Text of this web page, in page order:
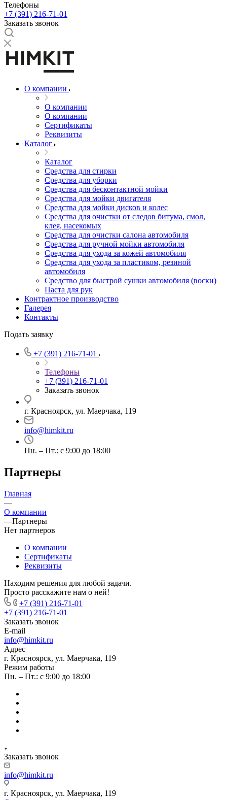
Телефоны
+7 (391) 216-71-01
Заказать звонок
О компании
О компании
О компании
Сертификаты
Реквизиты
Каталог
Каталог
Средства для стирки
Средства для уборки
Средства для бесконтактной мойки
Средства для мойки двигателя
Средства для мойки дисков и колес
Средства для очистки от следов битума, смол,
клея, насекомых
Средства для очистки салона автомобиля
Средства для ручной мойки автомобиля
Средства для ухода за кожей автомобиля
Средства для ухода за пластиком, резиной
автомобиля
Средство для быстрой сушки автомобиля (воски)
Паста для рук
Контрактное производство
Галерея
Контакты
Подать заявку
+7 (391) 216-71-01
Телефоны
+7 (391) 216-71-01
Заказать звонок
г. Красноярск, ул. Маерчака, 119
info@himkit.ru
Пн. – Пт.: с 9:00 до 18:00
Партнеры
Главная
—
О компании
—Партнеры
Нет партнеров
О компании
Сертификаты
Реквизиты
Находим решения для любой задачи.
Просто расскажите нам о ней!
+7 (391) 216-71-01
+7 (391) 216-71-01
Заказать звонок
E-mail
info@himkit.ru
Адрес
г. Красноярск, ул. Маерчака, 119
Режим работы
Пн. – Пт.: с 9:00 до 18:00
Заказать звонок
info@himkit.ru
г. Красноярск, ул. Маерчака, 119